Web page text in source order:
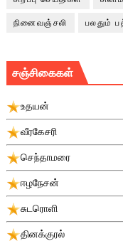
நினைவஞ்சலி பலதும்
சஞ்சிகைகள்
உதயன்
வீரகேசரி
செந்தாமரை
ஈழநேசன்
சுடரொளி
தினக்குரல்